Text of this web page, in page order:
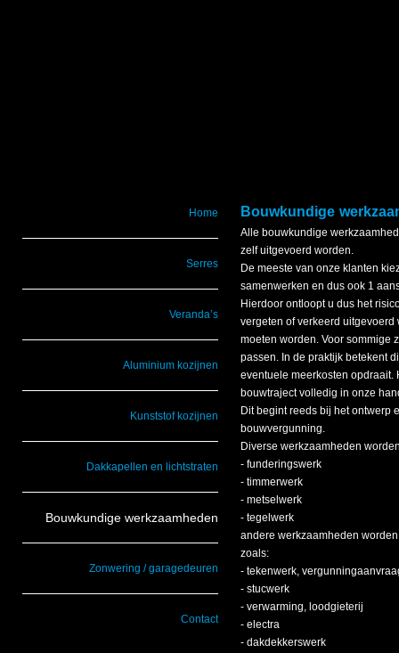
Home
Serres
Veranda’s
Aluminium kozijnen
Kunststof kozijnen
Dakkapellen en lichtstraten
Bouwkundige werkzaamheden
Zonwering / garagedeuren
Contact
Bouwkundige
Alle bouwkundige
zelf uitgevoerd worden.
De meeste van onze klanten
samenwerken en dus ook 1
Hierdoor ontloopt u dus het
vergeten of verkeerd
moeten worden. Voor sommige
passen. In de praktijk betekent
eventuele meerkosten opdraait.
bouwtraject volledig in onze
Dit begint reeds bij het ontwerp
bouwvergunning.
Diverse werkzaamheden
- funderingswerk
- timmerwerk
- metselwerk
- tegelwerk
andere werkzaamheden
zoals:
- tekenwerk,
- stucwerk
- verwarming, loodgieterij
- electra
- dakdekkerswerk